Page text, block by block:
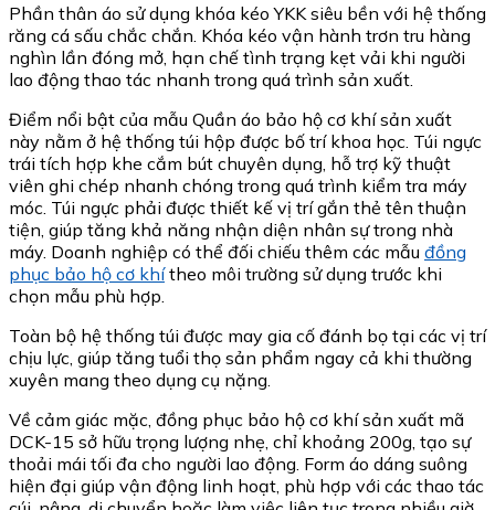
Phần thân áo sử dụng khóa kéo YKK siêu bền với hệ thống
răng cá sấu chắc chắn. Khóa kéo vận hành trơn tru hàng
nghìn lần đóng mở, hạn chế tình trạng kẹt vải khi người
lao động thao tác nhanh trong quá trình sản xuất.
Điểm nổi bật của mẫu Quần áo bảo hộ cơ khí sản xuất
này nằm ở hệ thống túi hộp được bố trí khoa học. Túi ngực
trái tích hợp khe cắm bút chuyên dụng, hỗ trợ kỹ thuật
viên ghi chép nhanh chóng trong quá trình kiểm tra máy
móc. Túi ngực phải được thiết kế vị trí gắn thẻ tên thuận
tiện, giúp tăng khả năng nhận diện nhân sự trong nhà
máy. Doanh nghiệp có thể đối chiếu thêm các mẫu đồng
phục bảo hộ cơ khítheo môi trường sử dụng trước khi
chọn mẫu phù hợp.
Toàn bộ hệ thống túi được may gia cố đánh bọ tại các vị trí
chịu lực, giúp tăng tuổi thọ sản phẩm ngay cả khi thường
xuyên mang theo dụng cụ nặng.
Về cảm giác mặc, đồng phục bảo hộ cơ khí sản xuất mã
DCK-15 sở hữu trọng lượng nhẹ, chỉ khoảng 200g, tạo sự
thoải mái tối đa cho người lao động. Form áo dáng suông
hiện đại giúp vận động linh hoạt, phù hợp với các thao tác